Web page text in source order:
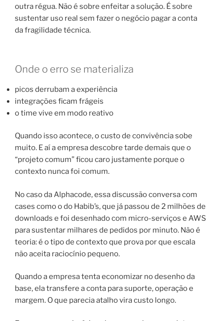
outra régua. Não é sobre enfeitar a solução. É sobre
sustentar uso real sem fazer o negócio pagar a conta
da fragilidade técnica.
Onde o erro se materializa
picos derrubam a experiência
integrações ficam frágeis
o time vive em modo reativo
Quando isso acontece, o custo de convivência sobe
muito. E aí a empresa descobre tarde demais que o
“projeto comum” ficou caro justamente porque o
contexto nunca foi comum.
No caso da Alphacode, essa discussão conversa com
cases como o do Habib’s, que já passou de 2 milhões de
downloads e foi desenhado com micro-serviços e AWS
para sustentar milhares de pedidos por minuto. Não é
teoria: é o tipo de contexto que prova por que escala
não aceita raciocínio pequeno.
Quando a empresa tenta economizar no desenho da
base, ela transfere a conta para suporte, operação e
margem. O que parecia atalho vira custo longo.